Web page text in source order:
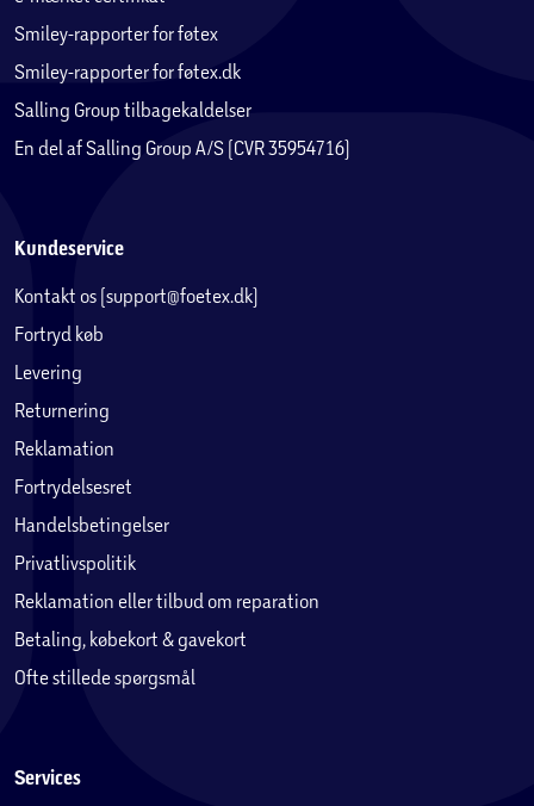
Smiley-rapporter for føtex
Smiley-rapporter for føtex.dk
Salling Group tilbagekaldelser
En del af Salling Group A/S (CVR 35954716)
Kundeservice
Kontakt os (support@foetex.dk)
Fortryd køb
Levering
Returnering
Reklamation
Fortrydelsesret
Handelsbetingelser
Privatlivspolitik
Reklamation eller tilbud om reparation
Betaling, købekort & gavekort
Ofte stillede spørgsmål
Services